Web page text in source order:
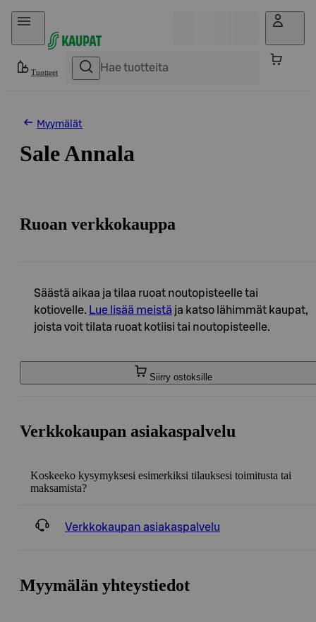
Hyppää sisältöön
Tuotteet
Myymälät
Sale Annala
Ruoan verkkokauppa
Säästä aikaa ja tilaa ruoat noutopisteelle tai
kotiovelle. Lue lisää meistä ja katso lähimmät kaupat,
joista voit tilata ruoat kotiisi tai noutopisteelle.
Siirry ostoksille
Verkkokaupan asiakaspalvelu
Koskeeko kysymyksesi esimerkiksi tilauksesi toimitusta tai
maksamista?
Verkkokaupan asiakaspalvelu
Myymälän yhteystiedot